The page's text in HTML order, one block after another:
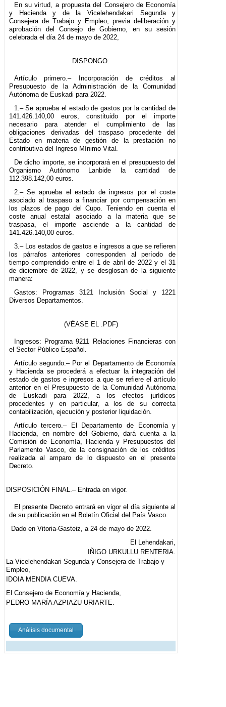
En su virtud, a propuesta del Consejero de Economía
y Hacienda y de la Vicelehendakari Segunda y
Consejera de Trabajo y Empleo, previa deliberación y
aprobación del Consejo de Gobierno, en su sesión
celebrada el día 24 de mayo de 2022,
DISPONGO:
Artículo primero.– Incorporación de créditos al
Presupuesto de la Administración de la Comunidad
Autónoma de Euskadi para 2022.
1.– Se aprueba el estado de gastos por la cantidad de
141.426.140,00 euros, constituido por el importe
necesario para atender el cumplimiento de las
obligaciones derivadas del traspaso procedente del
Estado en materia de gestión de la prestación no
contributiva del Ingreso Mínimo Vital.
De dicho importe, se incorporará en el presupuesto del
Organismo Autónomo Lanbide la cantidad de
112.398.142,00 euros.
2.– Se aprueba el estado de ingresos por el coste
asociado al traspaso a financiar por compensación en
los plazos de pago del Cupo. Teniendo en cuenta el
coste anual estatal asociado a la materia que se
traspasa, el importe asciende a la cantidad de
141.426.140,00 euros.
3.– Los estados de gastos e ingresos a que se refieren
los párrafos anteriores corresponden al período de
tiempo comprendido entre el 1 de abril de 2022 y el 31
de diciembre de 2022, y se desglosan de la siguiente
manera:
Gastos: Programas 3121 Inclusión Social y 1221
Diversos Departamentos.
(VÉASE EL .PDF)
Ingresos: Programa 9211 Relaciones Financieras con
el Sector Público Español.
Artículo segundo.– Por el Departamento de Economía
y Hacienda se procederá a efectuar la integración del
estado de gastos e ingresos a que se refiere el artículo
anterior en el Presupuesto de la Comunidad Autónoma
de Euskadi para 2022, a los efectos jurídicos
procedentes y en particular, a los de su correcta
contabilización, ejecución y posterior liquidación.
Artículo tercero.– El Departamento de Economía y
Hacienda, en nombre del Gobierno, dará cuenta a la
Comisión de Economía, Hacienda y Presupuestos del
Parlamento Vasco, de la consignación de los créditos
realizada al amparo de lo dispuesto en el presente
Decreto.
DISPOSICIÓN FINAL.– Entrada en vigor.
El presente Decreto entrará en vigor el día siguiente al
de su publicación en el Boletín Oficial del País Vasco.
Dado en Vitoria-Gasteiz, a 24 de mayo de 2022.
El Lehendakari,
IÑIGO URKULLU RENTERIA.
La Vicelehendakari Segunda y Consejera de Trabajo y
Empleo,
IDOIA MENDIA CUEVA.
El Consejero de Economía y Hacienda,
PEDRO MARÍA AZPIAZU URIARTE.
Análisis documental